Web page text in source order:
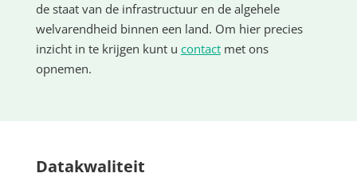
de staat van de infrastructuur en de algehele
welvarendheid binnen een land. Om hier precies
inzicht in te krijgen kunt u contactmet ons
opnemen.
Datakwaliteit